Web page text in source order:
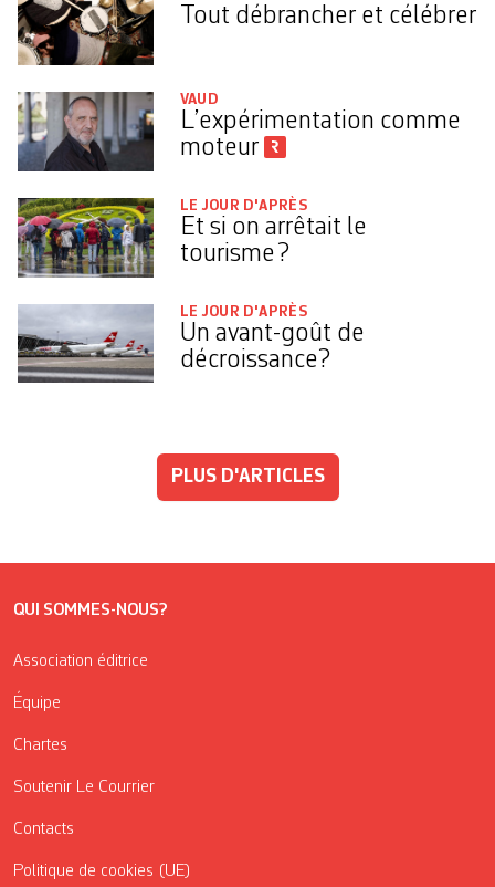
Tout débrancher et célébrer
VAUD
L’expérimentation comme
moteur
LE JOUR D'APRÈS
Et si on arrêtait le
tourisme ?
LE JOUR D'APRÈS
Un avant-goût de
décroissance?
PLUS D'ARTICLES
QUI SOMMES-NOUS?
Association éditrice
Équipe
Chartes
Soutenir Le Courrier
Contacts
Politique de cookies (UE)